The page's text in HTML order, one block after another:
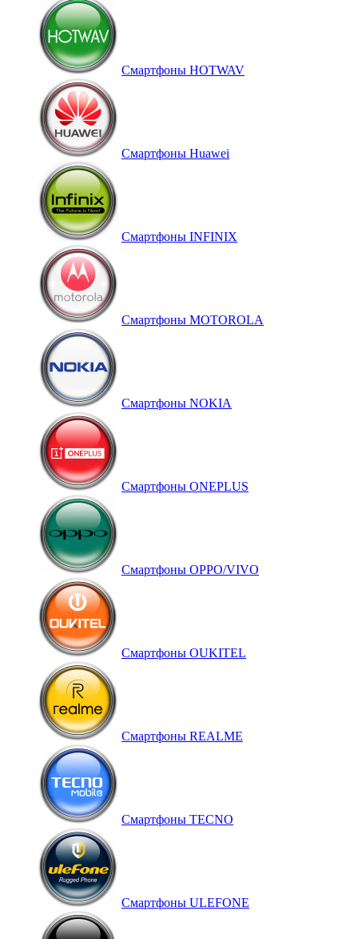
Смартфоны HOTWAV
Смартфоны Huawei
Смартфоны INFINIX
Смартфоны MOTOROLA
Смартфоны NOKIA
Смартфоны ONEPLUS
Смартфоны OPPO/VIVO
Смартфоны OUKITEL
Смартфоны REALME
Смартфоны TECNO
Смартфоны ULEFONE